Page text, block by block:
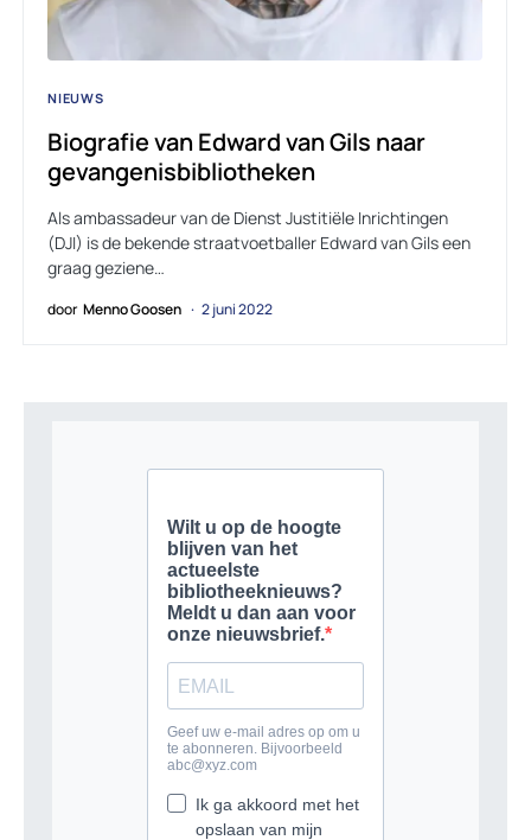
NIEUWS
Biografie van Edward van Gils naar
gevangenisbibliotheken
Als ambassadeur van de Dienst Justitiële Inrichtingen
(DJI) is de bekende straatvoetballer Edward van Gils een
graag geziene…
door Menno Goosen 2 juni 2022